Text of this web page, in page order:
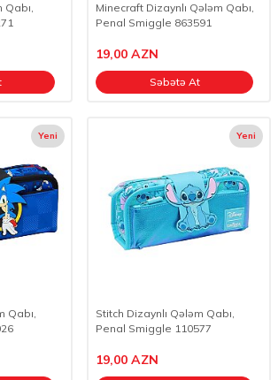
Qabı,
Minecraft Dizaynlı Qələm Qabı,
Penal Smiggle 863591
19,00 AZN
Səbətə At
Yeni
Qabı,
Yeni
Stitch Dizaynlı Qələm Qabı,
Penal Smiggle 110577
19,00 AZN